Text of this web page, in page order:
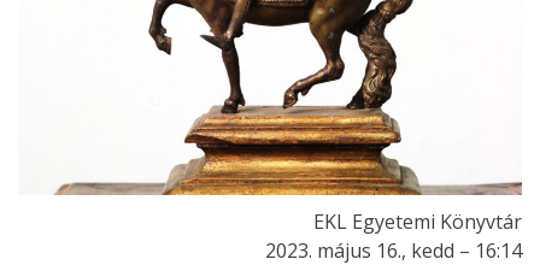
EKL Egyetemi Könyvtár
2023. május 16., kedd – 16:14